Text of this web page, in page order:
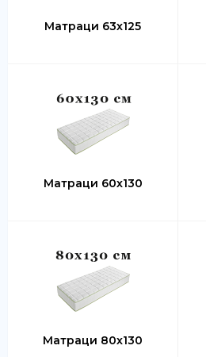
Матраци 63х125
Матраци 60х130
Матраци 80х130